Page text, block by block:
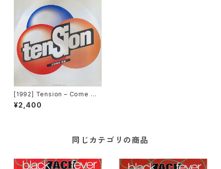
[1992] Tension – Come On
[Time Records][TRD 1239]
¥2,400
同じカテゴリの商品